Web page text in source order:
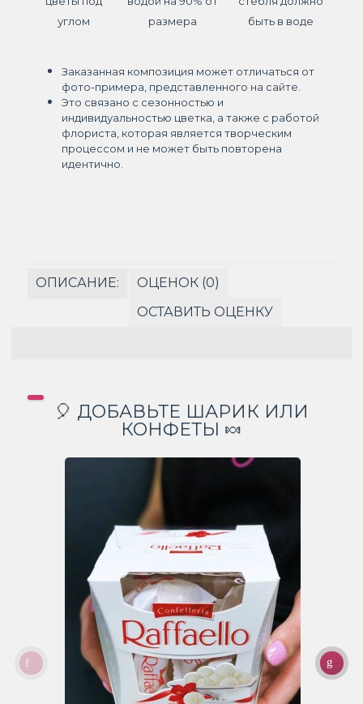
углом
размера
быть в воде
Заказанная композиция может отличаться от
фото-примера, представленного на сайте.
Это связано с сезонностью и
индивидуальностью цветка, а также с работой
флориста, которая является творческим
процессом и не может быть повторена
идентично.
ОПИСАНИЕ:
ОЦЕНОК (0)
ОСТАВИТЬ ОЦЕНКУ
🎈 ДОБАВЬТЕ ШАРИК ИЛИ
КОНФЕТЫ 🍬